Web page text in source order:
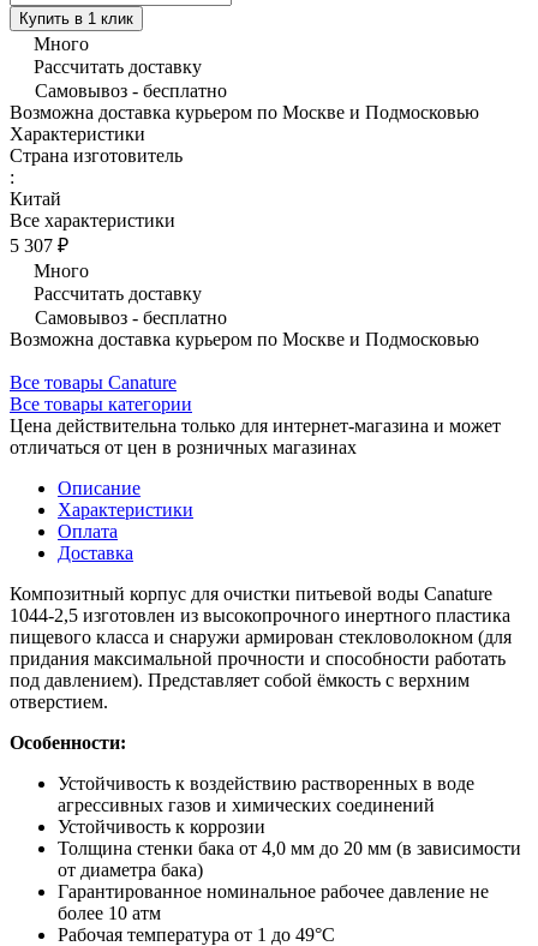
Купить в 1 клик
Много
Рассчитать доставку
Самовывоз - бесплатно
Возможна доставка курьером по Москве и Подмосковью
Характеристики
Страна изготовитель
:
Китай
Все характеристики
5 307 ₽
Много
Рассчитать доставку
Самовывоз - бесплатно
Возможна доставка курьером по Москве и Подмосковью
Все товары Canature
Все товары категории
Цена действительна только для интернет-магазина и может
отличаться от цен в розничных магазинах
Описание
Характеристики
Оплата
Доставка
Композитный корпус для очистки питьевой воды Canature
1044-2,5 изготовлен из высокопрочного инертного пластика
пищевого класса и снаружи армирован стекловолокном (для
придания максимальной прочности и способности работать
под давлением). Представляет собой ёмкость с верхним
отверстием.
Особенности:
Устойчивость к воздействию растворенных в воде
агрессивных газов и химических соединений
Устойчивость к коррозии
Толщина стенки бака от 4,0 мм до 20 мм (в зависимости
от диаметра бака)
Гарантированное номинальное рабочее давление не
более 10 атм
Рабочая температура от 1 до 49°C